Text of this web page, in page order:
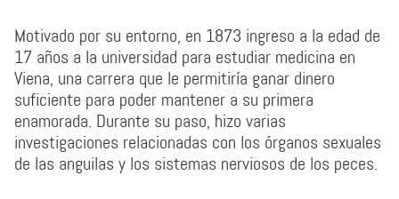
Motivado por su entorno, en 1873 ingreso a la edad de
17 años a la universidad para estudiar medicina en
Viena, una carrera que le permitiría ganar dinero
suficiente para poder mantener a su primera
enamorada. Durante su paso, hizo varias
investigaciones relacionadas con los órganos sexuales
de las anguilas y los sistemas nerviosos de los peces.